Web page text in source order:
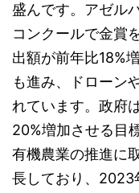
盛んです。アゼル
コンクールで金賞
出額が前年比18%
も進み、ドローン
れています。政府
20%増加させる目
有機農業の推進に
長しており、2023